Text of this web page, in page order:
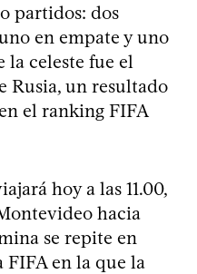
partidos: dos
en empate y uno
celeste fue el
Rusia, un resultado
el ranking FIFA
hoy a las 11.00,
hacia
se repite en
en la que la